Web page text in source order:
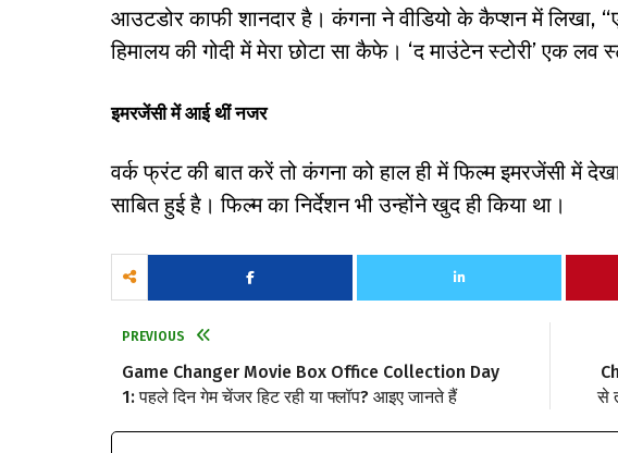
आउटडोर काफी शानदार है। कंगना ने वीडियो के कैप्शन में लिखा,
हिमालय की गोदी में मेरा छोटा सा कैफे। ‘द माउंटेन स्टोरी’ एक
इमरजेंसी में आई थीं नजर
वर्क फ्रंट की बात करें तो कंगना को हाल ही में फिल्म इमरजेंसी में
साबित हुई है। फिल्म का निर्देशन भी उन्होंने खुद ही किया था।
PREVIOUS
Game Changer Movie Box Office Collection Day
1: पहले दिन गेम चेंजर हिट रही या फ्लॉप? आइए जानते हैं
से